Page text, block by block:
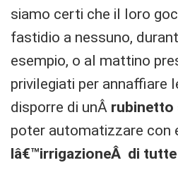
siamo certi che il loro
fastidio a nessuno,
esempio, o al mattino
privilegiati per annaffiare
disporre di unÂ rubinetto
poter automatizzare con
lâ€™irrigazioneÂ di tutte